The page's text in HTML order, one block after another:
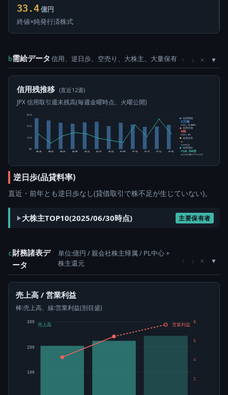
33.4 億円
終値×純発行済株式
b需給データ 信用、逆日歩、空売り、大株主、大量保有 ↑ ↓ ×
信用残推移 (直近12週)
JPX 信用取引週末残高(毎週金曜時点、火曜公開)
0株
1万株
2万株
3万株
05-15 05-22 05-29 06-05 06-12 06-19 06-26 07-03 07-10 07-17 07-24 07-31
信用買残
2万株
前週比 +1,500株
信用売残
0株
前週比 0株
信用倍率
―
買残÷売残
信用需給
+16.56倍
純信用残÷5日平均出来高
逆日歩(品貸料率)
直近・前年とも逆日歩なし(貸借取引で株不足が生じていない)。
大株主TOP10(2025/06/30時点) 主要保有者
c財務諸表デ
ータ
単位:億円 / 親会社株主帰属 / PL中心 +
株主還元
↑ ↓ ×
売上高 / 営業利益
棒:売上高、線:営業利益(別目盛)
100
200
300
2
4
6
8
売上高 営業利益